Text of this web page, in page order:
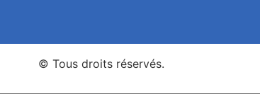
© Tous droits réservés.